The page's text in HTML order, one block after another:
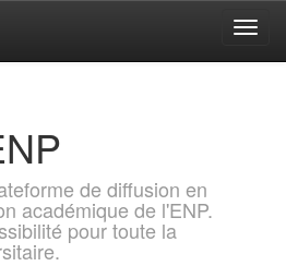
de diffusion en
académique de l'ENP.
pour toute la